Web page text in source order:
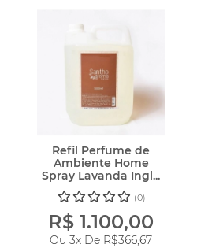
Refil Perfume de
Ambiente Home
Spray Lavanda Ingl...
(0)
R$ 1.100,00
Ou 3x De R$366,67